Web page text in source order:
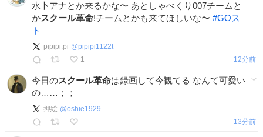
水卜アナとか来るかな〜 あとしゃべくり007チームと
かスクール革命!チームとかも来てほしいな〜 #GOス
ト
pipipi.pi @pipipi1122t
1
12分前
今日のスクール革命は録画して今観てる なんて可愛い
の……；；
押絵 @oshie1929
13分前